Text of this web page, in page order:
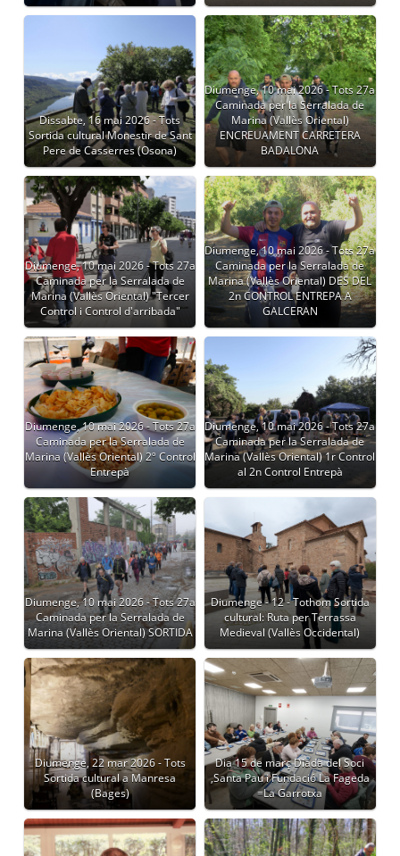
Dissabte, 16 mai 2026 - Tots
Sortida cultural Monestir de Sant
Pere de Casserres (Osona)
Diumenge, 10 mai 2026 - Tots 27a
Caminada per la Serralada de
Marina (Vallès Oriental)
ENCREUAMENT CARRETERA
BADALONA
Diumenge, 10 mai 2026 - Tots 27a
Caminada per la Serralada de
Marina (Vallès Oriental) "Tercer
Control i Control d'arribada"
Diumenge, 10 mai 2026 - Tots 27a
Caminada per la Serralada de
Marina (Vallès Oriental) DES DEL
2n CONTROL ENTREPA A
GALCERAN
Diumenge, 10 mai 2026 - Tots 27a
Caminada per la Serralada de
Marina (Vallès Oriental) 2º Control
Entrepà
Diumenge, 10 mai 2026 - Tots 27a
Caminada per la Serralada de
Marina (Vallès Oriental) 1r Control
al 2n Control Entrepà
Diumenge, 10 mai 2026 - Tots 27a
Caminada per la Serralada de
Marina (Vallès Oriental) SORTIDA
Diumenge - 12 - Tothom Sortida
cultural: Ruta per Terrassa
Medieval (Vallès Occidental)
Diumenge, 22 mar 2026 - Tots
Sortida cultural a Manresa
(Bages)
Dia 15 de març Diada del Soci
,Santa Pau i Fundació La Fageda
=La Garrotxa